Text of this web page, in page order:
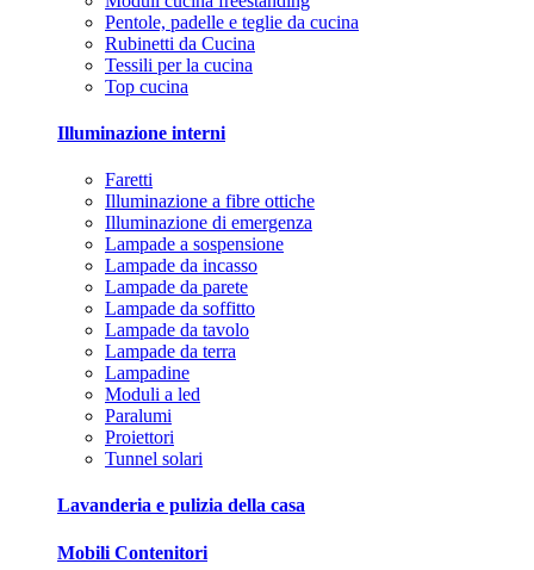
Pentole, padelle e teglie da cucina
Rubinetti da Cucina
Tessili per la cucina
Top cucina
Illuminazione interni
Faretti
Illuminazione a fibre ottiche
Illuminazione di emergenza
Lampade a sospensione
Lampade da incasso
Lampade da parete
Lampade da soffitto
Lampade da tavolo
Lampade da terra
Lampadine
Moduli a led
Paralumi
Proiettori
Tunnel solari
Lavanderia e pulizia della casa
Mobili Contenitori